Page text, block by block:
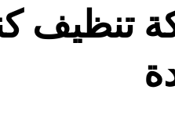
تنظيف